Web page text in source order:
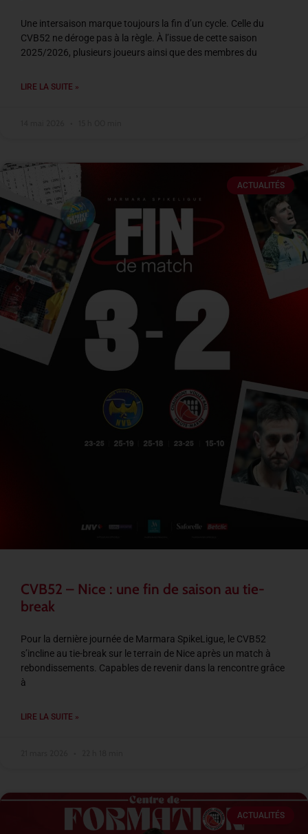
Une intersaison marque toujours la fin d’un cycle. Celle du
CVB52 ne déroge pas à la règle. À l’issue de cette saison
2025/2026, plusieurs joueurs ainsi que des membres du
LIRE LA SUITE »
ACTUALITÉS
CVB52 – Nice : une fin de saison au tie-
break
Pour la dernière journée de Marmara SpikeLigue, le CVB52
s’incline au tie-break sur le terrain de Nice après un match à
rebondissements. Capables de revenir dans la rencontre grâce
à
LIRE LA SUITE »
ACTUALITÉS